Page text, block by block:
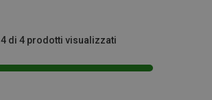
4 di 4 prodotti visualizzati